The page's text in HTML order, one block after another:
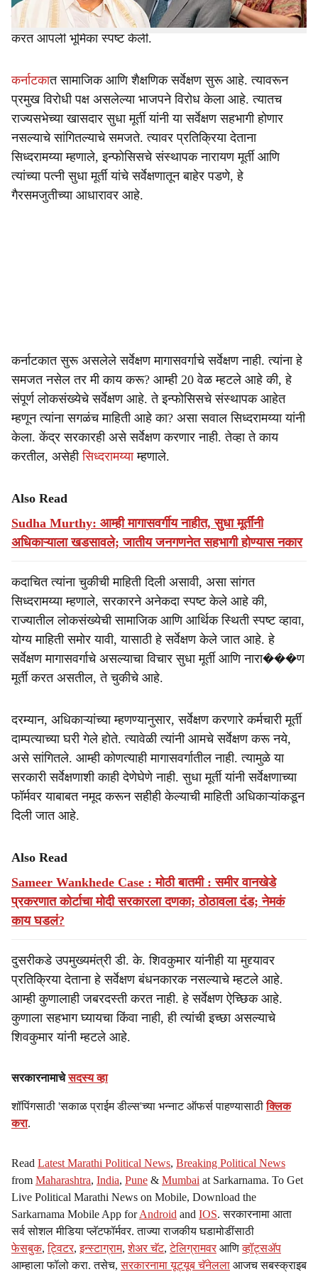
घेतला आहे. त्यावरून सिध्दरामय्या यांनी थेट इन्फोसिसचा उल्लेख
करत आपली भूमिका स्पष्ट केली.
कर्नाटकात सामाजिक आणि शैक्षणिक सर्वेक्षण सुरू आहे. त्यावरून
प्रमुख विरोधी पक्ष असलेल्या भाजपने विरोध केला आहे. त्यातच
राज्यसभेच्या खासदार सुधा मूर्ती यांनी या सर्वेक्षण सहभागी होणार
नसल्याचे सांगितल्याचे समजते. त्यावर प्रतिक्रिया देताना
सिध्दरामय्या म्हणाले, इन्फोसिसचे संस्थापक नारायण मूर्ती आणि
त्यांच्या पत्नी सुधा मूर्ती यांचे सर्वेक्षणातून बाहेर पडणे, हे
गैरसमजुतीच्या आधारावर आहे.
कर्नाटकात सुरू असलेले सर्वेक्षण मागासवर्गाचे सर्वेक्षण नाही. त्यांना हे
समजत नसेल तर मी काय करू? आम्ही 20 वेळ म्हटले आहे की, हे
संपूर्ण लोकसंख्येचे सर्वेक्षण आहे. ते इन्फोसिसचे संस्थापक आहेत
म्हणून त्यांना सगळंच माहिती आहे का? असा सवाल सिध्दरामय्या यांनी
केला. केंद्र सरकारही असे सर्वेक्षण करणार नाही. तेव्हा ते काय
करतील, असेहीसिध्दरामय्याम्हणाले.
Also Read
Sudha Murthy: आम्ही मागासवर्गीय नाहीत, सुधा मूर्तींनी
अधिकाऱ्याला खडसावले; जातीय जनगणनेत सहभागी होण्यास नकार
कदाचित त्यांना चुकीची माहिती दिली असावी, असा सांगत
सिध्दरामय्या म्हणाले, सरकारने अनेकदा स्पष्ट केले आहे की,
राज्यातील लोकसंख्येची सामाजिक आणि आर्थिक स्थिती स्पष्ट व्हावा,
योग्य माहिती समोर यावी, यासाठी हे सर्वेक्षण केले जात आहे. हे
सर्वेक्षण मागासवर्गाचे असल्याचा विचार सुधा मूर्ती आणि नारा���ण
मूर्ती करत असतील, ते चुकीचे आहे.
दरम्यान, अधिकाऱ्यांच्या म्हणण्यानुसार, सर्वेक्षण करणारे कर्मचारी मूर्ती
दाम्पत्याच्या घरी गेले होते. त्यावेळी त्यांनी आमचे सर्वेक्षण करू नये,
असे सांगितले. आम्ही कोणत्याही मागासवर्गातील नाही. त्यामुळे या
सरकारी सर्वेक्षणाशी काही देणेघेणे नाही. सुधा मूर्ती यांनी सर्वेक्षणाच्या
फॉर्मवर याबाबत नमूद करून सहीही केल्याची माहिती अधिकाऱ्यांकडून
दिली जात आहे.
Also Read
Sameer Wankhede Case : मोठी बातमी : समीर वानखेडे
प्रकरणात कोर्टाचा मोदी सरकारला दणका; ठोठावला दंड; नेमकं
काय घडलं?
दुसरीकडे उपमुख्यमंत्री डी. के. शिवकुमार यांनीही या मुद्द्यावर
प्रतिक्रिया देताना हे सर्वेक्षण बंधनकारक नसल्याचे म्हटले आहे.
आम्ही कुणालाही जबरदस्ती करत नाही. हे सर्वेक्षण ऐच्छिक आहे.
कुणाला सहभाग घ्यायचा किंवा नाही, ही त्यांची इच्छा असल्याचे
शिवकुमार यांनी म्हटले आहे.
सरकारनामाचेसदस्य व्हा
शॉपिंगसाठी 'सकाळ प्राईम डील्स'च्या भन्नाट ऑफर्स पाहण्यासाठीक्लिक
करा.
Read Latest Marathi Political News, Breaking Political News
from Maharashtra, India, Pune & Mumbai at Sarkarnama. To Get
Live Political Marathi News on Mobile, Download the
Sarkarnama Mobile App forAndroid and IOS. सरकारनामा आता
सर्व सोशल मीडिया प्लॅटफॉर्मवर. ताज्या राजकीय घडामोडींसाठी
फेसबुक,ट्विटर,इन्स्टाग्राम,शेअर चॅट,टेलिग्रामवर आणिव्हॉट्सॲप
आम्हाला फॉलो करा. तसेच,सरकारनामा यूट्यूब चॅनेलला आजच सबस्क्राइब